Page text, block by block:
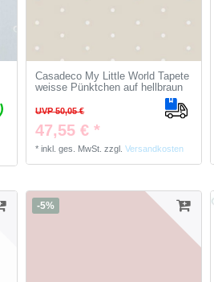
Casadeco My Little World Tapete
weisse Pünktchen auf hellbraun
UVP 50,05 €
47,55 € *
*inkl. ges. MwSt. zzgl.Versandkosten
-5%